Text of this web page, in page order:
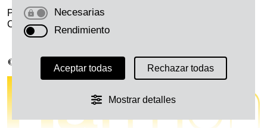
© 2026 Harmon.
Privacidad Aviso Legal
Canal Ético H
Necesarias
Rendimiento
Aceptar todas Rechazar todas
Mostrar detalles